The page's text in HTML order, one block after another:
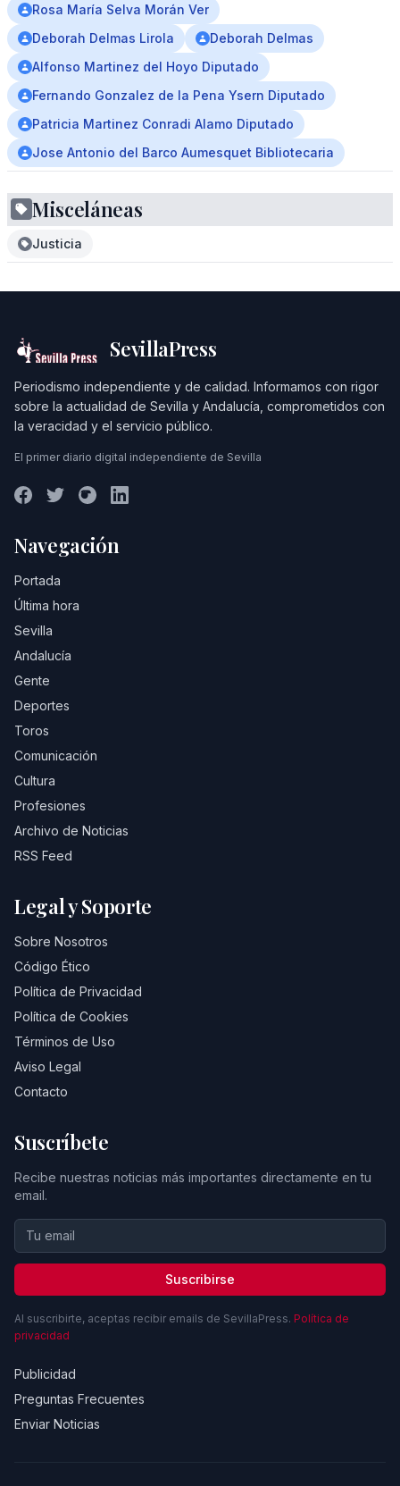
Rosa María Selva Morán Ver
Deborah Delmas Lirola
Deborah Delmas
Alfonso Martinez del Hoyo Diputado
Fernando Gonzalez de la Pena Ysern Diputado
Patricia Martinez Conradi Alamo Diputado
Jose Antonio del Barco Aumesquet Bibliotecaria
Misceláneas
Justicia
SevillaPress
Periodismo independiente y de calidad. Informamos con rigor
sobre la actualidad de Sevilla y Andalucía, comprometidos con
la veracidad y el servicio público.
El primer diario digital independiente de Sevilla
Navegación
Portada
Última hora
Sevilla
Andalucía
Gente
Deportes
Toros
Comunicación
Cultura
Profesiones
Archivo de Noticias
RSS Feed
Legal y Soporte
Sobre Nosotros
Código Ético
Política de Privacidad
Política de Cookies
Términos de Uso
Aviso Legal
Contacto
Suscríbete
Recibe nuestras noticias más importantes directamente en tu
email.
Suscribirse
Al suscribirte, aceptas recibir emails de SevillaPress. Política de
privacidad
Publicidad
Preguntas Frecuentes
Enviar Noticias